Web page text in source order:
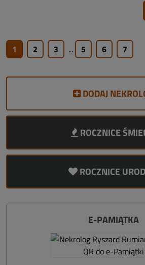
1 2 3 ... 5 6 7
DODAJ
ROCZNICE
ROCZNICE
E-PAMIĄTKA